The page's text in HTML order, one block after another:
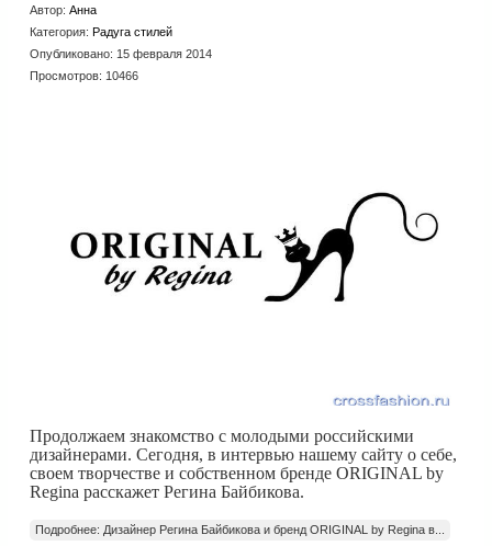
Автор: Анна
Категория: Радуга стилей
Опубликовано: 15 февраля 2014
Просмотров: 10466
Продолжаем знакомство с молодыми российскими
дизайнерами. Сегодня, в интервью нашему сайту о себе,
своем творчестве и собственном бренде ORIGINAL by
Regina расскажет Регина Байбикова.
Подробнее: Дизайнер Регина Байбикова и бренд ORIGINAL by Regina в...